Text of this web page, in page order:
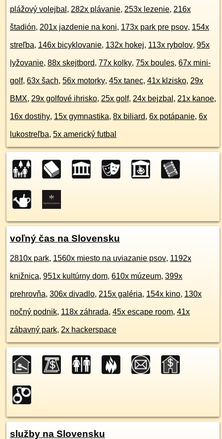
plážový volejbal , 282x plávanie, 253x lezenie, 216x
štadión, 201x jazdenie na koni, 173x park pre psov, 154x
streľba, 146x bicyklovanie, 132x hokej, 113x rybolov, 95x
lyžovanie, 88x skejtbord, 77x kolky, 75x boules, 67x mini-
golf, 63x šach, 56x motorky, 45x tanec, 41x klzisko, 29x
BMX, 29x golfové ihrisko, 25x golf, 24x bejzbal , 21x kanoe,
16x dostihy, 15x gymnastika, 8x biliard, 6x potápanie, 6x
lukostreľba, 5x americký futbal
voľný čas na Slovensku
2810x park, 1560x miesto na uviazanie psov, 1192x
knižnica, 951x kultúrny dom, 610x múzeum, 399x
prehrovňa, 306x divadlo, 215x galéria, 154x kino, 130x
nočný podnik, 118x záhrada, 45x escape room, 41x
zábavný park, 2x hackerspace
služby na Slovensku